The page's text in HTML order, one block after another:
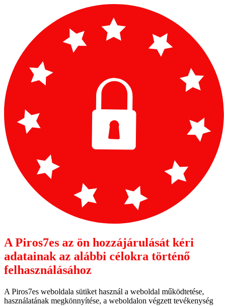
A Piros7es az ön hozzájárulását kéri
adatainak az alábbi célokra történő
felhasználásához
A Piros7es weboldala sütiket használ a weboldal működtetése,
használatának megkönnyítése, a weboldalon végzett tevékenység